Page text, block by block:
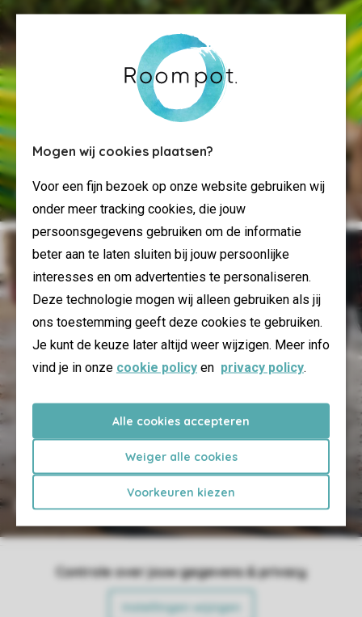
Mogen wij cookies plaatsen?
Voor een fijn bezoek op onze website gebruiken wij
onder meer tracking cookies, die jouw
persoonsgegevens gebruiken om de informatie
beter aan te laten sluiten bij jouw persoonlijke
interesses en om advertenties te personaliseren.
Deze technologie mogen wij alleen gebruiken als jij
ons toestemming geeft deze cookies te gebruiken.
Je kunt de keuze later altijd weer wijzigen. Meer info
vind je in onze cookie policy en privacy policy.
Alle cookies accepteren
Weiger alle cookies
Voorkeuren kiezen
Algemene voorwaarden
Reserveren
Controle over jouw gegevens & privacy
Instellingen wijzigen